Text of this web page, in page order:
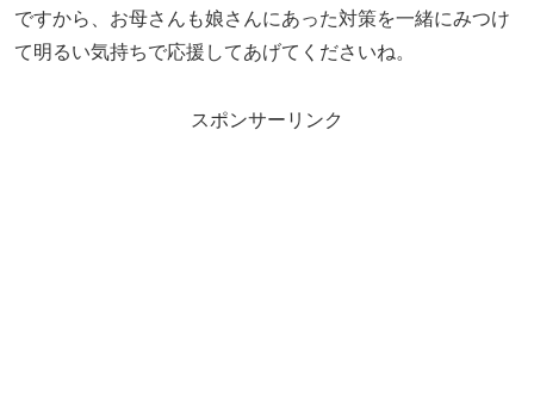
ですから、お母さんも娘さんにあった対策を一緒にみつけ
て明るい気持ちで応援してあげてくださいね。
スポンサーリンク